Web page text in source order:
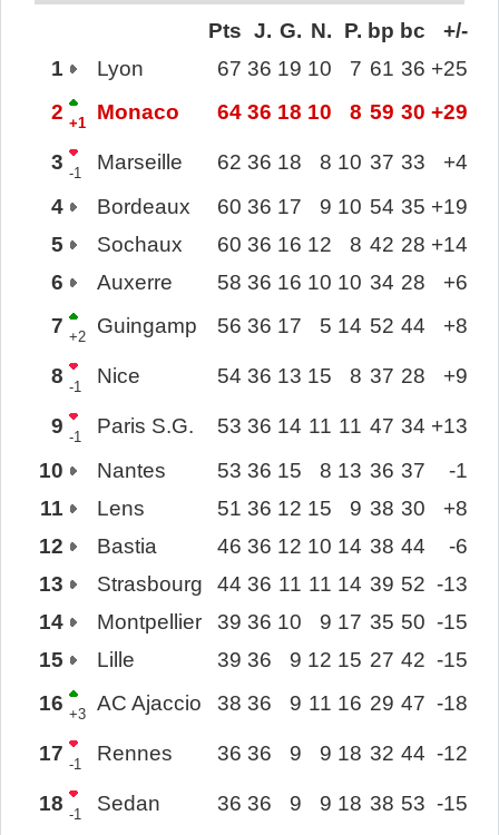
Pts J. G. N. P. bp bc
+/-
1
Lyon 67 36 19 10 7 61 36 +25
2 +1 Monaco 64 36 18 10 8 59 30 +29
3 -1 Marseille 62 36 18 8 10 37 33
+4
4
Bordeaux 60 36 17 9 10 54 35 +19
5
Sochaux 60 36 16 12 8 42 28 +14
6
Auxerre 58 36 16 10 10 34 28
+6
7 +2 Guingamp 56 36 17 5 14 52 44 +8
8 -1 Nice 54 36 13 15 8 37 28 +9
9 -1 Paris S.G. 53 36 14 11 11 47 34 +13
10
Nantes 53 36 15 8 13 36 37
-1
11
Lens 51 36 12 15 9 38 30
+8
12
Bastia 46 36 12 10 14 38 44
-6
13
Strasbourg 44 36 11 11 14 39 52 -13
14
Montpellier 39 36 10 9 17 35 50 -15
15
Lille 39 36 9 12 15 27 42 -15
16 +3 AC Ajaccio 38 36 9 11 16 29 47 -18
17 -1 Rennes 36 36 9 9 18 32 44 -12
18 -1 Sedan 36 36 9 9 18 38 53 -15